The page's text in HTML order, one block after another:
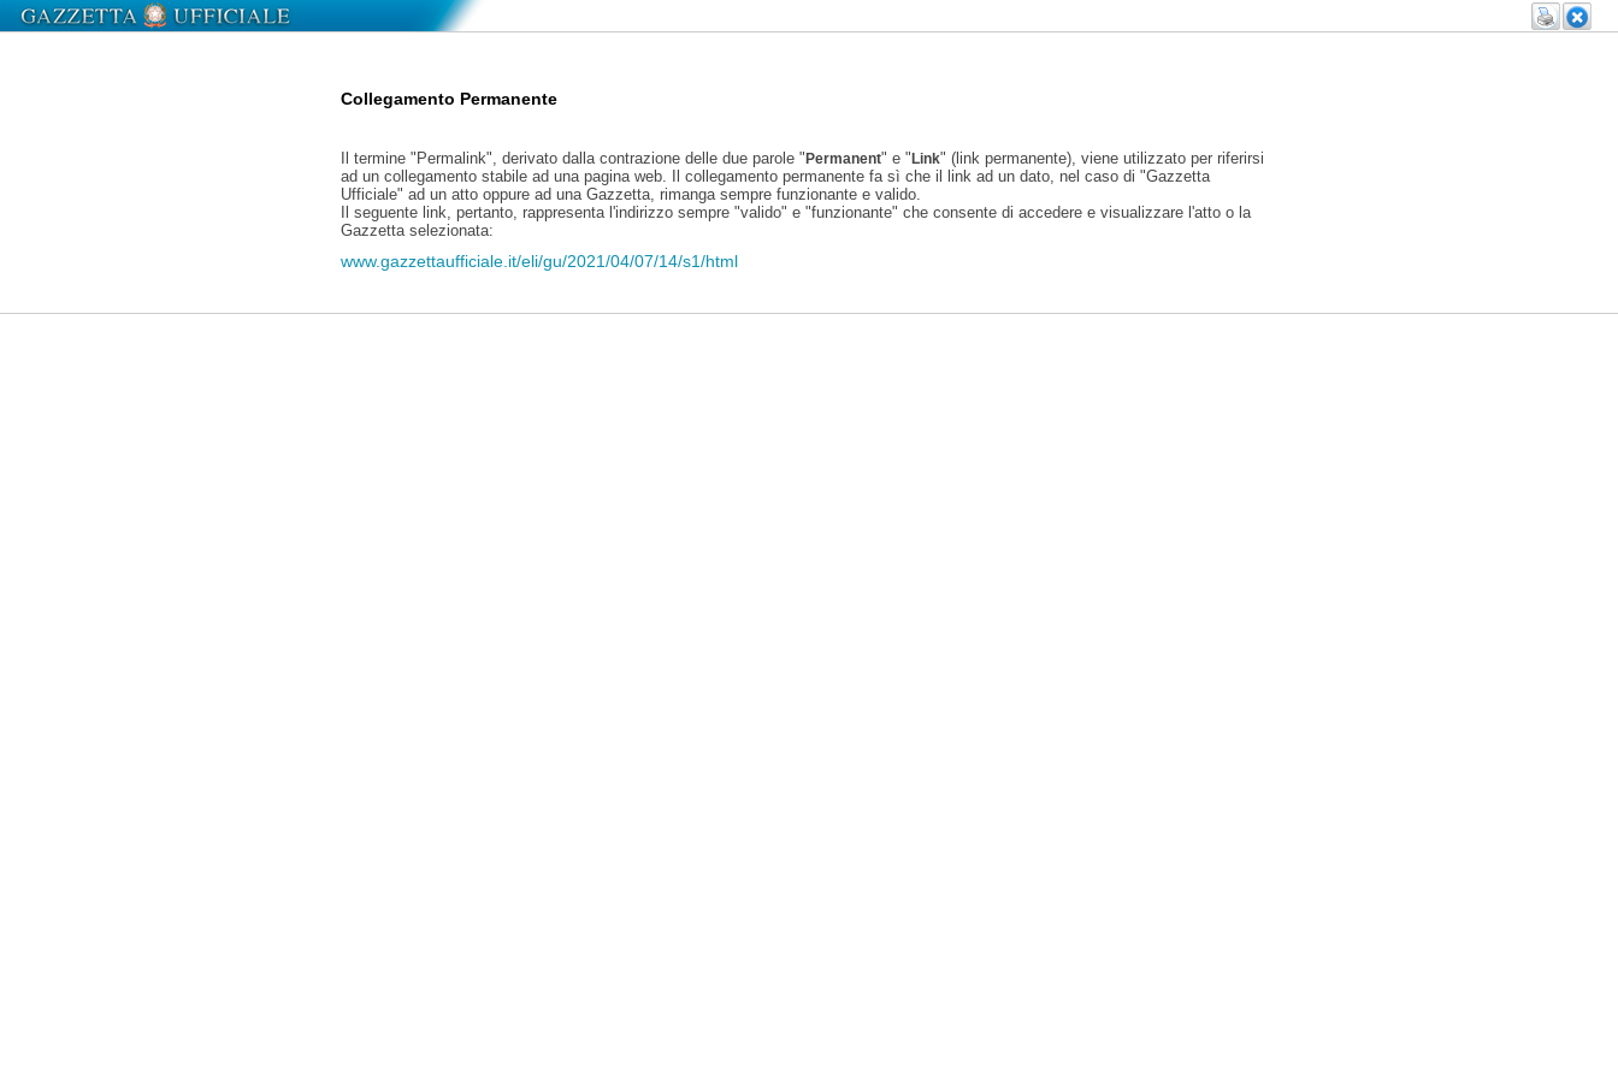
Collegamento Permanente
Il termine "Permalink", derivato dalla contrazione delle due parole "Permanent" e "Link" (link permanente), viene utilizzato per riferirsi
ad un collegamento stabile ad una pagina web. Il collegamento permanente fa sì che il link ad un dato, nel caso di "Gazzetta
Ufficiale" ad un atto oppure ad una Gazzetta, rimanga sempre funzionante e valido.
Il seguente link, pertanto, rappresenta l'indirizzo sempre "valido" e "funzionante" che consente di accedere e visualizzare l'atto o la
Gazzetta selezionata:
www.gazzettaufficiale.it/eli/gu/2021/04/07/14/s1/html